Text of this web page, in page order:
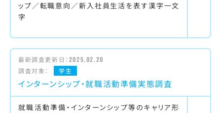
ップ／転職意向／新入社員生活を表す漢字一文
字
最新調査更新日： 2025.02.20
調査対象：
学生
インターンシップ・就職活動準備実態調査
就職活動準備・インターンシップ等のキャリア形